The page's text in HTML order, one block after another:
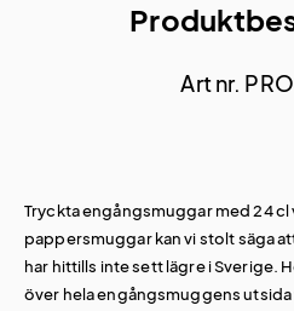
Art nr.
Tryckta engångsmuggar med 24 cl
pappersmuggar kan vi stolt säga
har hittills inte sett lägre i
över hela engångsmuggens